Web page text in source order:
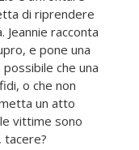
di riprendere
racconta
e pone una
che una
o che non
un atto
vittime sono
tacere?